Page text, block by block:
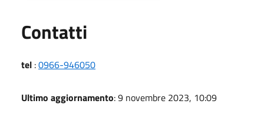
Contatti
tel :0966-946050
Ultimo aggiornamento: 9 novembre 2023, 10:09